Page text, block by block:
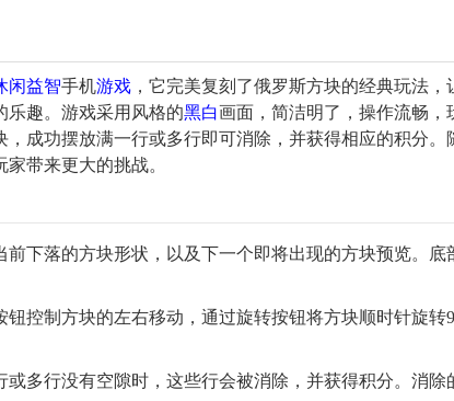
闲益智手机游戏 ，它完美复刻了俄罗斯方块的经典玩法，
乐趣。游戏采用风格的黑白画面，简洁明了，操作流畅，
，成功摆放满一行或多行即可消除，并获得相应的积分。
带来更大的挑战。
前下落的方块形状，以及下一个即将出现的方块预览。底
控制方块的左右移动，通过旋转按钮将方块顺时针旋转
多行没有空隙时，这些行会被消除，并获得积分。消除